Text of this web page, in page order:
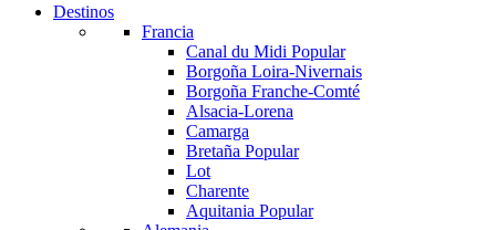
Destinos
Francia
Canal du Midi Popular
Borgoña Loira-Nivernais
Borgoña Franche-Comté
Alsacia-Lorena
Camarga
Bretaña Popular
Lot
Charente
Aquitania Popular